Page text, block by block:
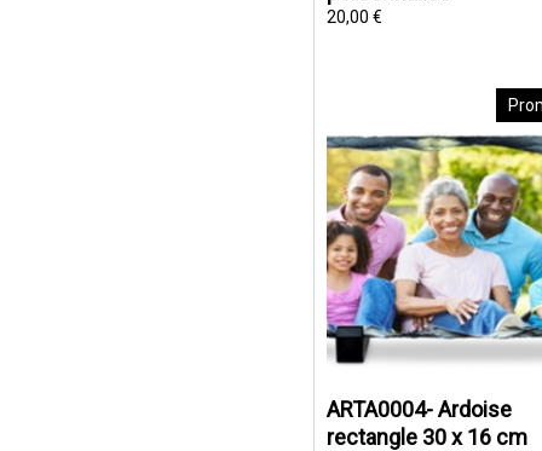
20,00 €
ARTA0004- Ardoise
rectangle 30 x 16 cm